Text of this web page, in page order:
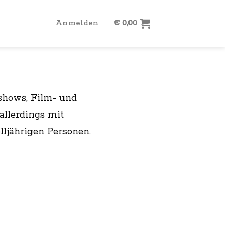
Anmelden € 0,00
Film- und
mit
Personen.